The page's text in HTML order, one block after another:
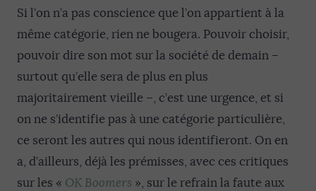
Si l’on n’a pas conscience que l’on appartient à la
même catégorie, rien ne bougera. Pouvoir choisir,
pouvoir dire son mot sur la société de demain –
surtout qu’elle sera de plus en plus
majoritairement vieille –, c’est une urgence, et si
on ne s’identifie pas à une catégorie particulière,
ce seront les autres qui nous identifieront. On en
a, d’ailleurs, déjà les prémisses, avec ces critiques
sur les « OK Boomers », sur le refrain la faute aux